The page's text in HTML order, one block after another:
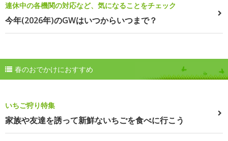
連休中の各機関の対応など、気になることをチェック
今年(2026年)のGWはいつからいつまで？
春のおでかけにおすすめ
いちご狩り特集
家族や友達を誘って新鮮ないちごを食べに行こう